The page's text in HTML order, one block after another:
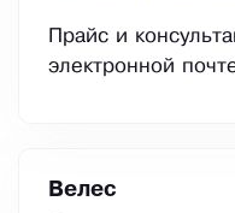
Прайс и
электронной
Велес